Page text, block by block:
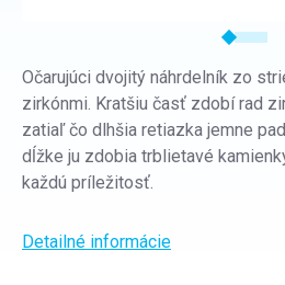
Očarujúci dvojitý náhrdelník zo
zirkónmi. Kratšiu časť zdobí rad
zatiaľ čo dlhšia retiazka jemne
dĺžke ju zdobia trblietavé
každú príležitosť.
Detailné informácie